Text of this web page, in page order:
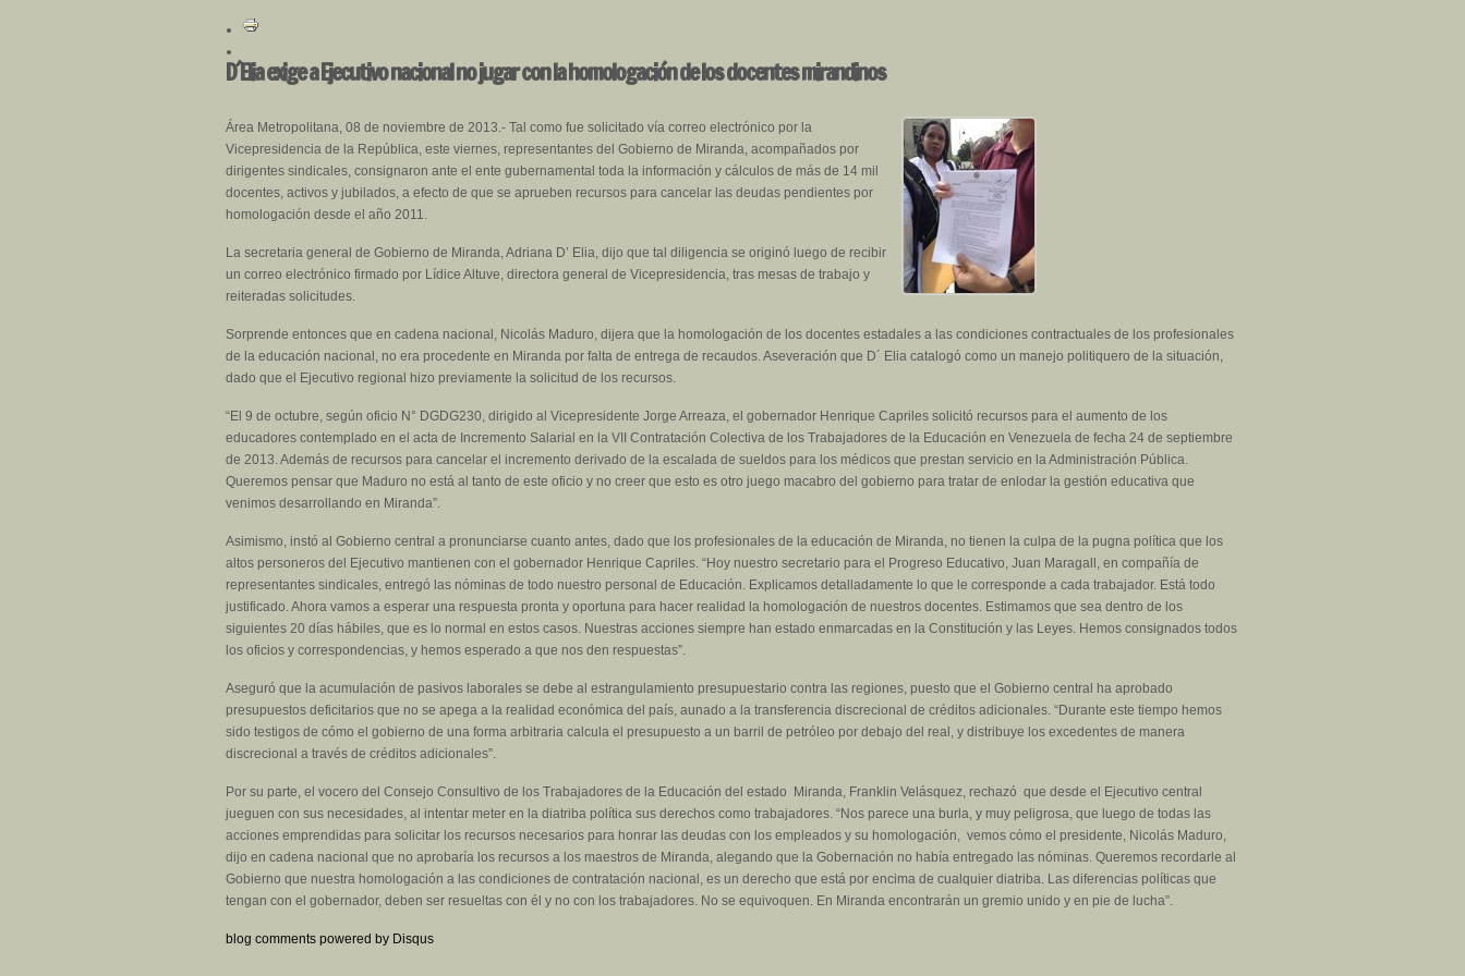
D´Elia exige a Ejecutivo nacional no jugar con la homologación de los docentes mirandinos
Área Metropolitana, 08 de noviembre de 2013.- Tal como fue solicitado vía correo electrónico por la
Vicepresidencia de la República, este viernes, representantes del Gobierno de Miranda, acompañados por
dirigentes sindicales, consignaron ante el ente gubernamental toda la información y cálculos de más de 14 mil
docentes, activos y jubilados, a efecto de que se aprueben recursos para cancelar las deudas pendientes por
homologación desde el año 2011.
La secretaria general de Gobierno de Miranda, Adriana D’ Elia, dijo que tal diligencia se originó luego de recibir
un correo electrónico firmado por Lídice Altuve, directora general de Vicepresidencia, tras mesas de trabajo y
reiteradas solicitudes.
Sorprende entonces que en cadena nacional, Nicolás Maduro, dijera que la homologación de los docentes estadales a las condiciones contractuales de los profesionales
de la educación nacional, no era procedente en Miranda por falta de entrega de recaudos. Aseveración que D´ Elia catalogó como un manejo politiquero de la situación,
dado que el Ejecutivo regional hizo previamente la solicitud de los recursos.
“El 9 de octubre, según oficio N° DGDG230, dirigido al Vicepresidente Jorge Arreaza, el gobernador Henrique Capriles solicitó recursos para el aumento de los
educadores contemplado en el acta de Incremento Salarial en la VII Contratación Colectiva de los Trabajadores de la Educación en Venezuela de fecha 24 de septiembre
de 2013. Además de recursos para cancelar el incremento derivado de la escalada de sueldos para los médicos que prestan servicio en la Administración Pública.
Queremos pensar que Maduro no está al tanto de este oficio y no creer que esto es otro juego macabro del gobierno para tratar de enlodar la gestión educativa que
venimos desarrollando en Miranda”.
Asimismo, instó al Gobierno central a pronunciarse cuanto antes, dado que los profesionales de la educación de Miranda, no tienen la culpa de la pugna política que los
altos personeros del Ejecutivo mantienen con el gobernador Henrique Capriles. “Hoy nuestro secretario para el Progreso Educativo, Juan Maragall, en compañía de
representantes sindicales, entregó las nóminas de todo nuestro personal de Educación. Explicamos detalladamente lo que le corresponde a cada trabajador. Está todo
justificado. Ahora vamos a esperar una respuesta pronta y oportuna para hacer realidad la homologación de nuestros docentes. Estimamos que sea dentro de los
siguientes 20 días hábiles, que es lo normal en estos casos. Nuestras acciones siempre han estado enmarcadas en la Constitución y las Leyes. Hemos consignados todos
los oficios y correspondencias, y hemos esperado a que nos den respuestas”.
Aseguró que la acumulación de pasivos laborales se debe al estrangulamiento presupuestario contra las regiones, puesto que el Gobierno central ha aprobado
presupuestos deficitarios que no se apega a la realidad económica del país, aunado a la transferencia discrecional de créditos adicionales. “Durante este tiempo hemos
sido testigos de cómo el gobierno de una forma arbitraria calcula el presupuesto a un barril de petróleo por debajo del real, y distribuye los excedentes de manera
discrecional a través de créditos adicionales”.
Por su parte, el vocero del Consejo Consultivo de los Trabajadores de la Educación del estado Miranda, Franklin Velásquez, rechazó que desde el Ejecutivo central
jueguen con sus necesidades, al intentar meter en la diatriba política sus derechos como trabajadores. “Nos parece una burla, y muy peligrosa, que luego de todas las
acciones emprendidas para solicitar los recursos necesarios para honrar las deudas con los empleados y su homologación, vemos cómo el presidente, Nicolás Maduro,
dijo en cadena nacional que no aprobaría los recursos a los maestros de Miranda, alegando que la Gobernación no había entregado las nóminas. Queremos recordarle al
Gobierno que nuestra homologación a las condiciones de contratación nacional, es un derecho que está por encima de cualquier diatriba. Las diferencias políticas que
tengan con el gobernador, deben ser resueltas con él y no con los trabajadores. No se equivoquen. En Miranda encontrarán un gremio unido y en pie de lucha”.
blog comments powered by Disqus